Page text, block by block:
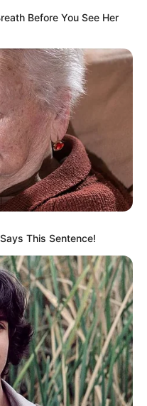
Nyai
Before You See Her
This Sentence!